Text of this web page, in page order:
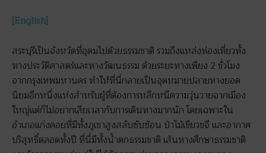
[English]
สระบุรีเป็นจังหวัดที่อุดมไปด้วยธรรมชาติ รวมถึงแหล่งท่องเที่ยวทั้ง
ทางประวัติศาสตร์และทางวัฒนธรรม ด้วยระยะทางเพียง 2 ชั่วโมง
จากกรุงเทพมหานคร ทำให้ที่นี่กลายเป็นจุดหมายปลายทางยอด
นิยมอีกหนึ่งแห่งสำหรับผู้ที่ต้องการหลีกหนีความวุ่นวายจากเมือง
ใหญ่แต่ก็ไม่อยากเสียเวลากับการเดินทางมากนัก โดยเฉพาะใน
อำเภอแก่งคอยที่มีทั้งภูเขาสูงสลับซับซ้อน ป่าไม้เขียวขจี และอากาศ
บริสุทธิ์ตลอดทั้งปี ที่นี่มีทั้งน้ำตกธรรมชาติ เส้นทางศึกษาธรรมชาติ